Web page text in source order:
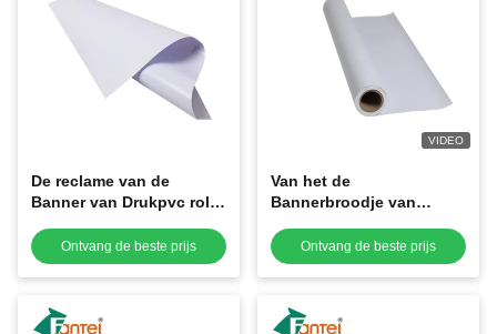
De reclame van de
Banner van Drukpvc rolt
200D*300D
Ontvang de beste prijs
VIDEO
Van het de
Bannerbroodje van
Blauwachtige Witte Pvc
Glanzende Grondstof
Ontvang de beste prijs